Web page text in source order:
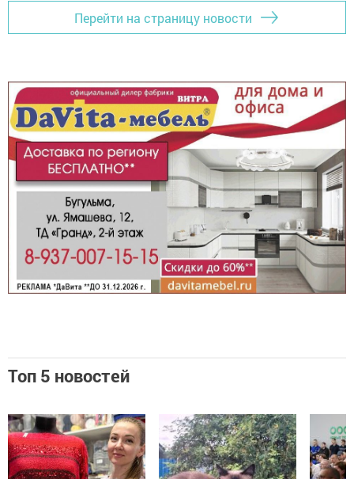
Перейти на страницу новости
Топ 5 новостей